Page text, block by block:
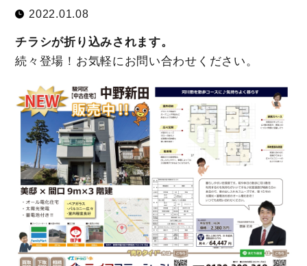
2022.01.08
チラシが折り込みされます。
続々登場！お気軽にお問い合わせください。